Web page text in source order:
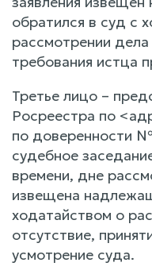
обратился в суд с
рассмотрении
требования истца
Третье лицо –
Росреестра по
по доверенности
судебное
времени, дне
извещена
ходатайством о
отсутствие,
усмотрение суда.